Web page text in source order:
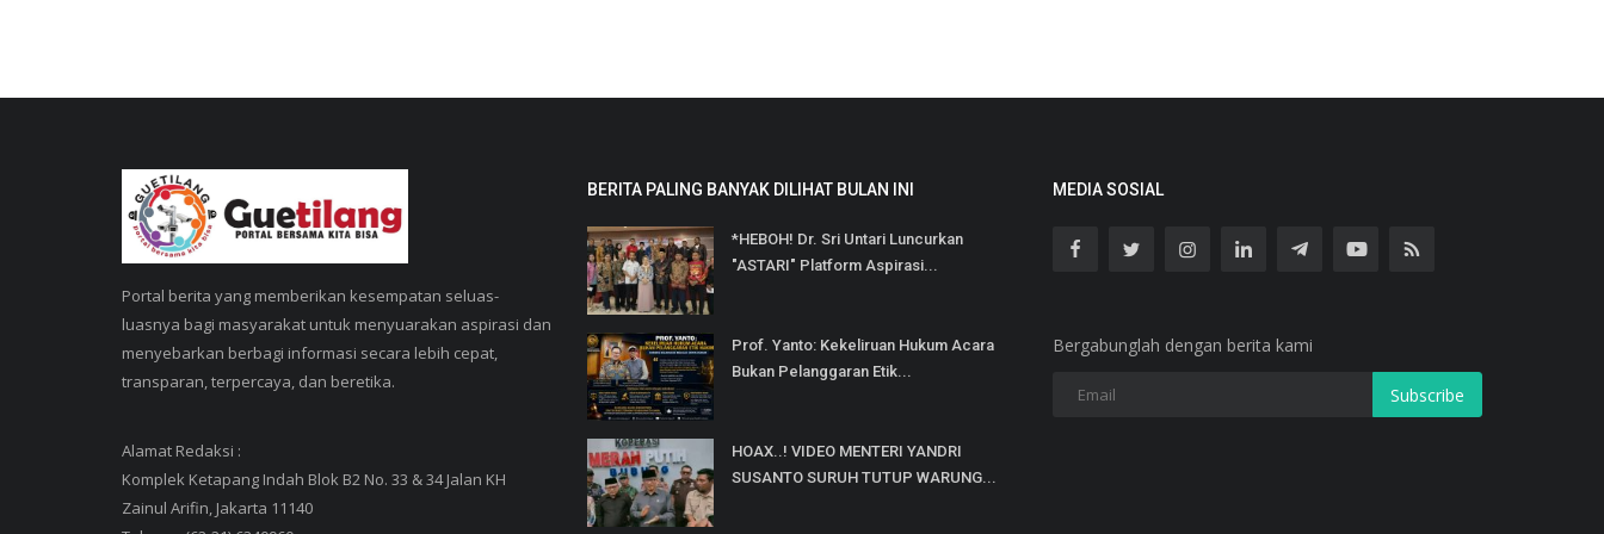
Portal berita yang memberikan kesempatan seluas-
luasnya bagi masyarakat untuk menyuarakan aspirasi dan
menyebarkan berbagi informasi secara lebih cepat,
transparan, terpercaya, dan beretika.
Alamat Redaksi :
Komplek Ketapang Indah Blok B2 No. 33 & 34 Jalan KH
Zainul Arifin, Jakarta 11140
BERITA PALING BANYAK DILIHAT BULAN INI
*HEBOH! Dr. Sri Untari Luncurkan
"ASTARI" Platform Aspirasi...
Prof. Yanto: Kekeliruan Hukum Acara
Bukan Pelanggaran Etik...
HOAX..! VIDEO MENTERI YANDRI
SUSANTO SURUH TUTUP WARUNG...
MEDIA SOSIAL
Bergabunglah dengan berita kami
Subscribe